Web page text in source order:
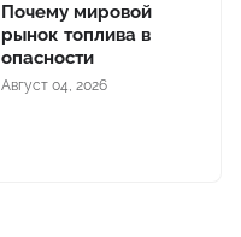
Почему мировой
рынок топлива в
опасности
Август 04, 2026